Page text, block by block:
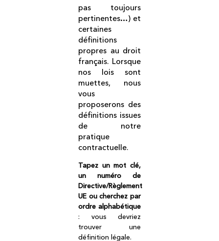
pas toujours
pertinentes…) et
certaines
définitions
propres au droit
français. Lorsque
nos lois sont
muettes, nous
vous
proposerons des
définitions issues
de notre
pratique
contractuelle.
Tapez un mot clé,
un numéro de
Directive/Règlement
UE ou cherchez par
ordre alphabétique
: vous devriez
trouver une
définition légale.